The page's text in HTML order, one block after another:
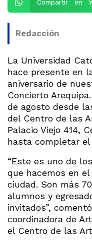
Compartir en
Redacción
La Universidad
hace presente en
aniversario de
Concierto
de agosto desde
del Centro de las
Palacio Viejo 414,
hasta completar el
“Este es uno de
que hacemos en
ciudad. Son más
alumnos y
invitados”,
coordinadora de
el Centro de las